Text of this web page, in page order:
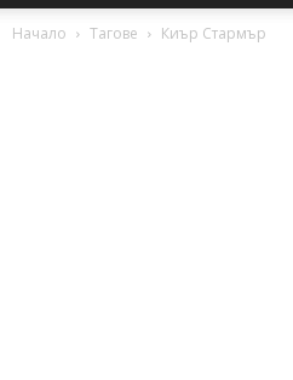
Начало Тагове Киър Стармър